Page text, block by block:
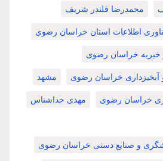
محمدرضا قلندر شریف
اطلاعات استان خراسان رضوی
خیریه خراسان رضوی
آبخیزداری خراسان رضوی مشهد
خراسان رضوی مهدی خداشناس
و صنایع دستی خراسان رضوی